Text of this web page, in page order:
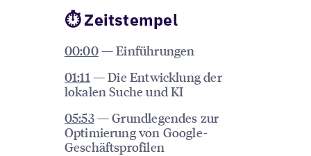
⏱ Zeitstempel
00:00— Einführungen
01:11 — Die Entwicklung der
lokalen Suche und KI
05:53— Grundlegendes zur
Optimierung von Google-
Geschäftsprofilen